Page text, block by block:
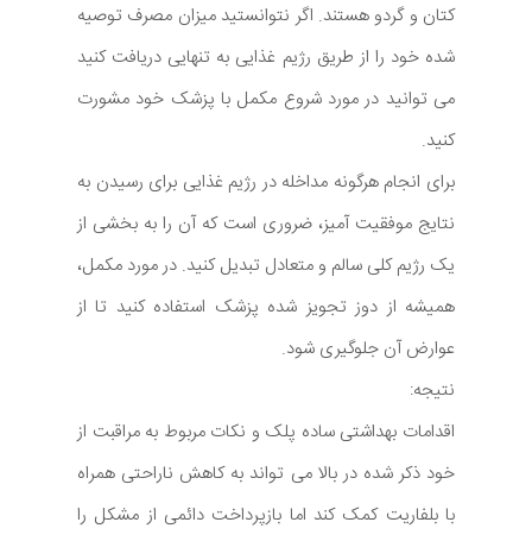
کتان و گردو هستند. اگر نتوانستید میزان مصرف توصیه
شده خود را از طریق رژیم غذایی به تنهایی دریافت کنید
می توانید در مورد شروع مکمل با پزشک خود مشورت
کنید.
برای انجام هرگونه مداخله در رژیم غذایی برای رسیدن به
نتایج موفقیت آمیز، ضروری است که آن را به بخشی از
یک رژیم کلی سالم و متعادل تبدیل کنید. در مورد مکمل،
همیشه از دوز تجویز شده پزشک استفاده کنید تا از
عوارض آن جلوگیری شود.
نتیجه:
اقدامات بهداشتی ساده پلک و نکات مربوط به مراقبت از
خود ذکر شده در بالا می تواند به کاهش ناراحتی همراه
با بلفاریت کمک کند اما بازپرداخت دائمی از مشکل را